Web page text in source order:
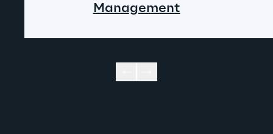
Management